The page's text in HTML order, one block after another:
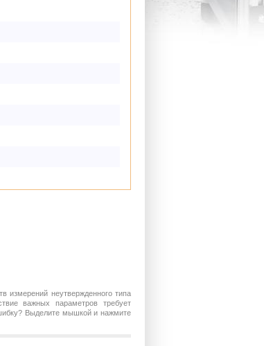
измерений неутвержденного типа
важных параметров требует
Выделите мышкой и нажмите